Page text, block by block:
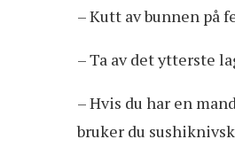
– Kutt av bunnen på
– Ta av det ytterste
– Hvis du har en
bruker du